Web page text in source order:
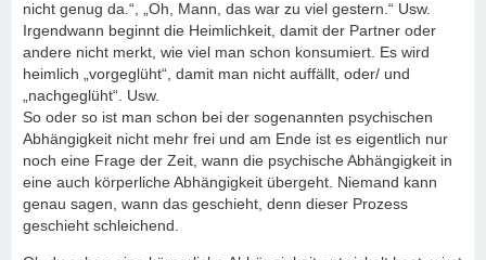
nicht genug da.“, „Oh, Mann, das war zu viel gestern.“ Usw.
Irgendwann beginnt die Heimlichkeit, damit der Partner oder
andere nicht merkt, wie viel man schon konsumiert. Es wird
heimlich „vorgeglüht“, damit man nicht auffällt, oder/ und
„nachgeglüht“. Usw.
So oder so ist man schon bei der sogenannten psychischen
Abhängigkeit nicht mehr frei und am Ende ist es eigentlich nur
noch eine Frage der Zeit, wann die psychische Abhängigkeit in
eine auch körperliche Abhängigkeit übergeht. Niemand kann
genau sagen, wann das geschieht, denn dieser Prozess
geschieht schleichend.